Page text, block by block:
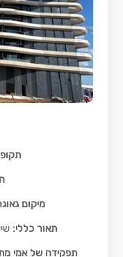
מיקום
תאור כללי:
תפקידה של אמי